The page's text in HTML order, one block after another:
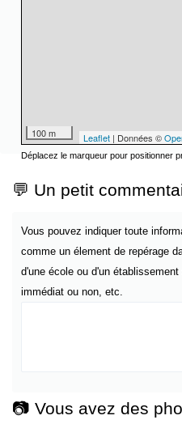
100 m Leaflet | Données ©
Déplacez le marqueur pour positionner
💬 Un petit
Vous pouvez indiquer toute
comme un élement de repérage
d'une école ou d'un
immédiat ou non, etc.
📷 Vous avez des